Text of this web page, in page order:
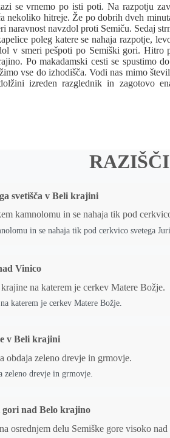
se vrnemo po isti poti. Na razpotju
nekoliko hitreje. Že po dobrih dveh
naravnost navzdol proti Semiču. Sedaj
poleg katere se nahaja razpotje,
v smeri pešpoti po Semiški gori. Hitro
Po makadamski cesti se spustimo
vse do izhodišča. Vodi nas mimo
izreden razglednik in zagotovo
svetišča v Beli krajini
in se nahaja tik pod cerkvico svetega
Vinico
katerem je cerkev Matere Božje.
v Beli krajini
drevje in grmovje.
gori nad Belo krajino